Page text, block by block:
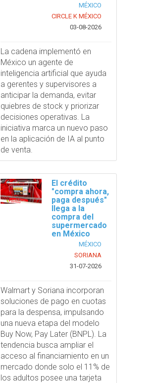
MÉXICO
CIRCLE K MÉXICO
03-08-2026
La cadena implementó en
México un agente de
inteligencia artificial que ayuda
a gerentes y supervisores a
anticipar la demanda, evitar
quiebres de stock y priorizar
decisiones operativas. La
iniciativa marca un nuevo paso
en la aplicación de IA al punto
de venta.
El crédito
"compra ahora,
paga después"
llega a la
compra del
supermercado
en México
MÉXICO
SORIANA
31-07-2026
Walmart y Soriana incorporan
soluciones de pago en cuotas
para la despensa, impulsando
una nueva etapa del modelo
Buy Now, Pay Later (BNPL). La
tendencia busca ampliar el
acceso al financiamiento en un
mercado donde solo el 11% de
los adultos posee una tarjeta